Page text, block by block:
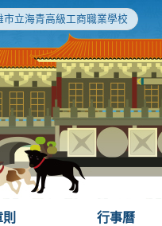
市立海青高級工商職業學校
行事曆